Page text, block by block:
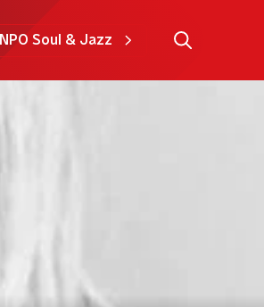
NPO Soul & Jazz